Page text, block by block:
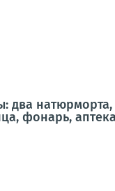
два
фонарь,